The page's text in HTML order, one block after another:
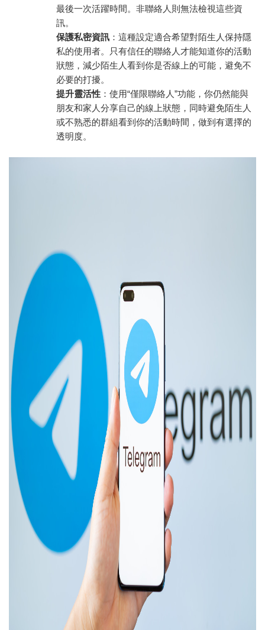
最後一次活躍時間。非聯絡人則無法檢視這些資
訊。
保護私密資訊 ：這種設定適合希望對陌生人保持隱
私的使用者。只有信任的聯絡人才能知道你的活動
狀態，減少陌生人看到你是否線上的可能，避免不
必要的打擾。
提升靈活性 ：使用“僅限聯絡人”功能，你仍然能與
朋友和家人分享自己的線上狀態，同時避免陌生人
或不熟悉的群組看到你的活動時間，做到有選擇的
透明度。